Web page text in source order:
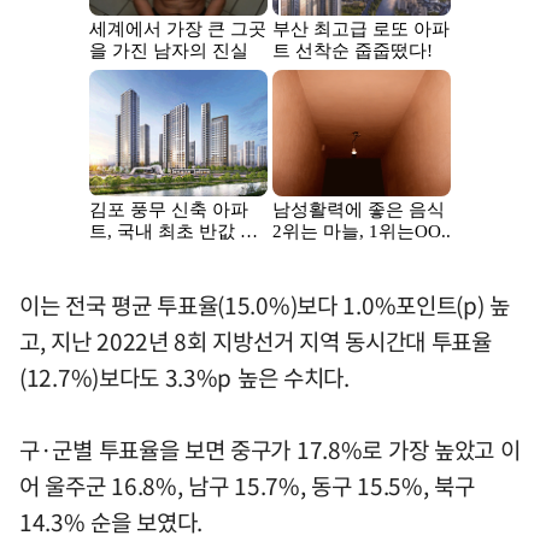
이는 전국 평균 투표율(15.0%)보다 1.0%포인트(p) 높
고, 지난 2022년 8회 지방선거 지역 동시간대 투표율
(12.7%)보다도 3.3%p 높은 수치다.
구·군별 투표율을 보면 중구가 17.8%로 가장 높았고 이
어 울주군 16.8%, 남구 15.7%, 동구 15.5%, 북구
14.3% 순을 보였다.